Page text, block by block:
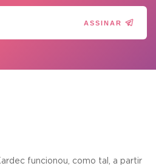
ASSINAR
funcionou, como tal, a partir